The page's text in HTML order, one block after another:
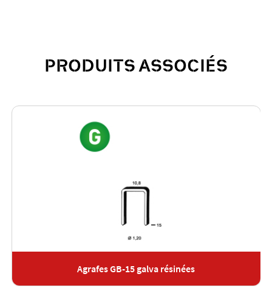
PRODUITS ASSOCIÉS
Agrafes GB-15 galva résinées